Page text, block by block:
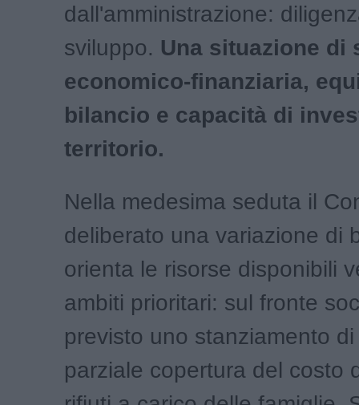
dall'amministrazione:
sviluppo. Una situazione di
economico-finanziaria,
bilancio e capacità di
territorio.
Nella medesima seduta il
deliberato una variazione di
orienta le risorse disponibili
ambiti prioritari: sul fronte
previsto uno stanziamento
parziale copertura del costo